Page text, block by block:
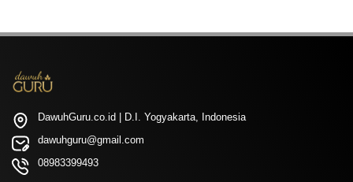
DawuhGuru.co.id | D.I. Yogyakarta, Indonesia
dawuhguru@gmail.com
08983399493